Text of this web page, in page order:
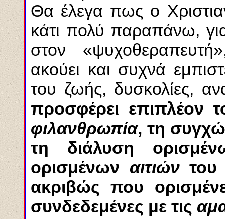
Θα έλεγα πως ο
κάτι πολύ παραπάνω,
στον
ακούει και συχνά
του ζωής, δυσκολίες,
προσφέρει επιπλέον
φιλανθρωπία, τη
τη διάλυση
ορισμένων αιτιώντου
ακριβώς που
συνδεδεμένες με τις